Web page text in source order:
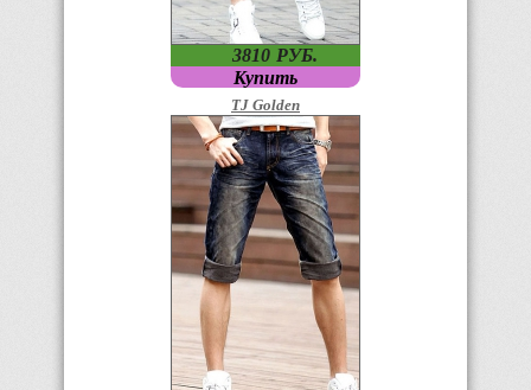
Купить
3810 PУБ.
TJ Golden